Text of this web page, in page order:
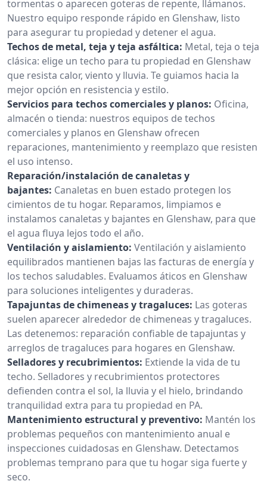
tormentas o aparecen goteras de repente, llámanos.
Nuestro equipo responde rápido en Glenshaw, listo
para asegurar tu propiedad y detener el agua.
Techos de metal, teja y teja asfáltica: Metal, teja o teja
clásica: elige un techo para tu propiedad en Glenshaw
que resista calor, viento y lluvia. Te guiamos hacia la
mejor opción en resistencia y estilo.
Servicios para techos comerciales y planos: Oficina,
almacén o tienda: nuestros equipos de techos
comerciales y planos en Glenshaw ofrecen
reparaciones, mantenimiento y reemplazo que resisten
el uso intenso.
Reparación/instalación de canaletas y
bajantes: Canaletas en buen estado protegen los
cimientos de tu hogar. Reparamos, limpiamos e
instalamos canaletas y bajantes en Glenshaw, para que
el agua fluya lejos todo el año.
Ventilación y aislamiento: Ventilación y aislamiento
equilibrados mantienen bajas las facturas de energía y
los techos saludables. Evaluamos áticos en Glenshaw
para soluciones inteligentes y duraderas.
Tapajuntas de chimeneas y tragaluces: Las goteras
suelen aparecer alrededor de chimeneas y tragaluces.
Las detenemos: reparación confiable de tapajuntas y
arreglos de tragaluces para hogares en Glenshaw.
Selladores y recubrimientos: Extiende la vida de tu
techo. Selladores y recubrimientos protectores
defienden contra el sol, la lluvia y el hielo, brindando
tranquilidad extra para tu propiedad en PA.
Mantenimiento estructural y preventivo: Mantén los
problemas pequeños con mantenimiento anual e
inspecciones cuidadosas en Glenshaw. Detectamos
problemas temprano para que tu hogar siga fuerte y
seco.